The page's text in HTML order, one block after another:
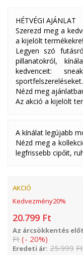
HÉTVÉGI AJÁNLAT
Szerezd meg a
a kijelölt termékekre!
Legyen szó
pillanatokról,
kedvenceit:
sportfelszereléseket.
Nézd meg
Az akció a kijelölt
A kínálat legújabb
Nézd meg a
legfrissebb cipőit,
AKCIÓ
Kedvezmény20%
20.799 Ft
Az árcsökkentés
Ft (- 20%)
Eredeti ár: 25.999 Ft